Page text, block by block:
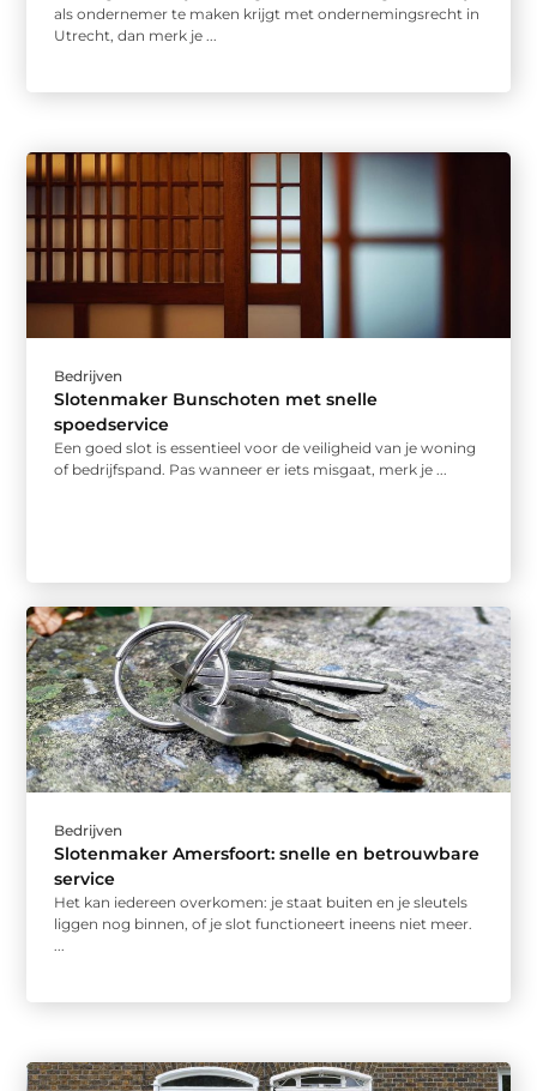
als ondernemer te maken krijgt met ondernemingsrecht in
Utrecht, dan merk je ...
Bedrijven
Slotenmaker Bunschoten met snelle
spoedservice
Een goed slot is essentieel voor de veiligheid van je woning
of bedrijfspand. Pas wanneer er iets misgaat, merk je ...
Bedrijven
Slotenmaker Amersfoort: snelle en betrouwbare
service
Het kan iedereen overkomen: je staat buiten en je sleutels
liggen nog binnen, of je slot functioneert ineens niet meer.
...